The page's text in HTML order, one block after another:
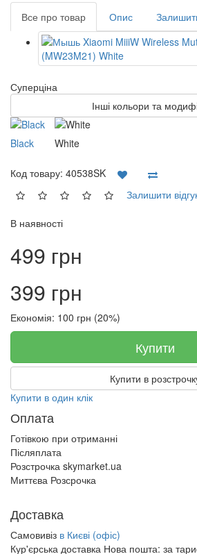
Все про товар Опис
Суперціна
Інші кольори та
Black White
Код товару: 40538SK
Залишити
В наявності
499 грн
399 грн
Економія: 100 грн (20%)
Купити
Купити в
Купити в один клік
Оплата
Готівкою при отриманні
Післяплата
Розстрочка skymarket.ua
Миттєва Розсрочка
Доставка
Самовивіз в Києві (офіс)
Кур'єрська доставка Нова пошта: за